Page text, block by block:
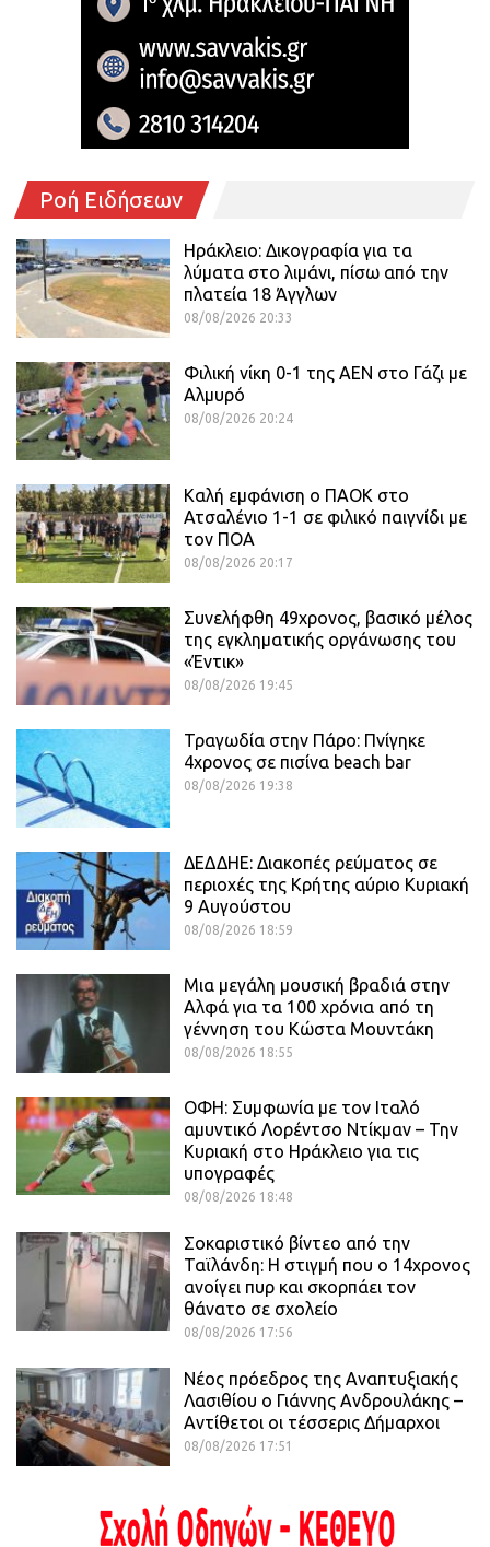
Ροή Ειδήσεων
Ηράκλειο: Δικογραφία για τα
λύματα στο λιμάνι, πίσω από την
πλατεία 18 Άγγλων
08/08/2026 20:33
Φιλική νίκη 0-1 της ΑΕΝ στο Γάζι με
Αλμυρό
08/08/2026 20:24
Καλή εμφάνιση ο ΠΑΟΚ στο
Ατσαλένιο 1-1 σε φιλικό παιγνίδι με
τον ΠΟΑ
08/08/2026 20:17
Συνελήφθη 49χρονος, βασικό μέλος
της εγκληματικής οργάνωσης του
«Έντικ»
08/08/2026 19:45
Τραγωδία στην Πάρο: Πνίγηκε
4χρονος σε πισίνα beach bar
08/08/2026 19:38
ΔΕΔΔΗΕ: Διακοπές ρεύματος σε
περιοχές της Κρήτης αύριο Κυριακή
9 Αυγούστου
08/08/2026 18:59
Μια μεγάλη μουσική βραδιά στην
Αλφά για τα 100 χρόνια από τη
γέννηση του Κώστα Μουντάκη
08/08/2026 18:55
ΟΦΗ: Συμφωνία με τον Ιταλό
αμυντικό Λορέντσο Ντίκμαν – Την
Κυριακή στο Ηράκλειο για τις
υπογραφές
08/08/2026 18:48
Σοκαριστικό βίντεο από την
Ταϊλάνδη: Η στιγμή που ο 14χρονος
ανοίγει πυρ και σκορπάει τον
θάνατο σε σχολείο
08/08/2026 17:56
Νέος πρόεδρος της Αναπτυξιακής
Λασιθίου ο Γιάννης Ανδρουλάκης –
Αντίθετοι οι τέσσερις Δήμαρχοι
08/08/2026 17:51